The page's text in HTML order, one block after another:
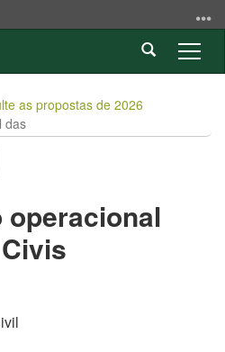
a
Abrir
a
as propostas de 2026
das